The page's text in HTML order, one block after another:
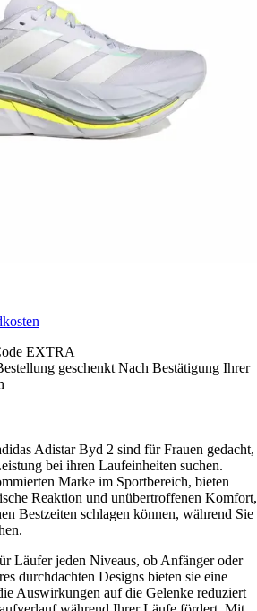
EXTRA
geschenkt Nach Bestätigung Ihrer
Adistar Byd 2 sind für Frauen gedacht,
bei ihren Laufeinheiten suchen.
Marke im Sportbereich, bieten
Reaktion und unübertroffenen Komfort,
Bestzeiten schlagen können, während Sie
Läufer jeden Niveaus, ob Anfänger oder
durchdachten Designs bieten sie eine
Auswirkungen auf die Gelenke reduziert